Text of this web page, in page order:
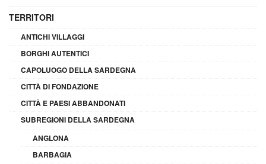
TERRITORI
ANTICHI VILLAGGI
BORGHI AUTENTICI
CAPOLUOGO DELLA SARDEGNA
CITTÀ DI FONDAZIONE
CITTÀ E PAESI ABBANDONATI
SUBREGIONI DELLA SARDEGNA
ANGLONA
BARBAGIA